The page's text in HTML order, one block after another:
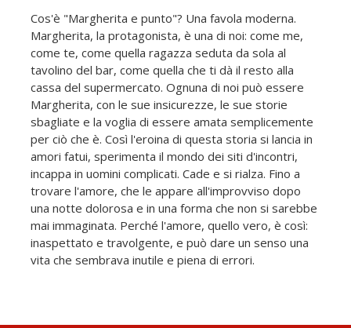
Cos'è "Margherita e punto"? Una favola moderna.
Margherita, la protagonista, è una di noi: come me,
come te, come quella ragazza seduta da sola al
tavolino del bar, come quella che ti dà il resto alla
cassa del supermercato. Ognuna di noi può essere
Margherita, con le sue insicurezze, le sue storie
sbagliate e la voglia di essere amata semplicemente
per ciò che è. Così l'eroina di questa storia si lancia in
amori fatui, sperimenta il mondo dei siti d'incontri,
incappa in uomini complicati. Cade e si rialza. Fino a
trovare l'amore, che le appare all'improvviso dopo
una notte dolorosa e in una forma che non si sarebbe
mai immaginata. Perché l'amore, quello vero, è così:
inaspettato e travolgente, e può dare un senso una
vita che sembrava inutile e piena di errori.